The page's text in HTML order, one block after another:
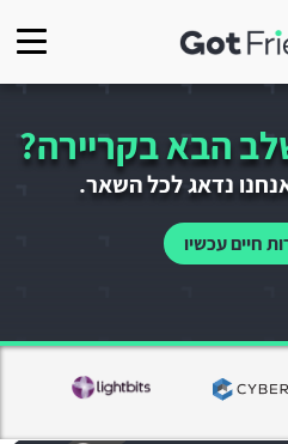
הבא בקריירה?
נדאג לכל השאר.
חיים עכשיו